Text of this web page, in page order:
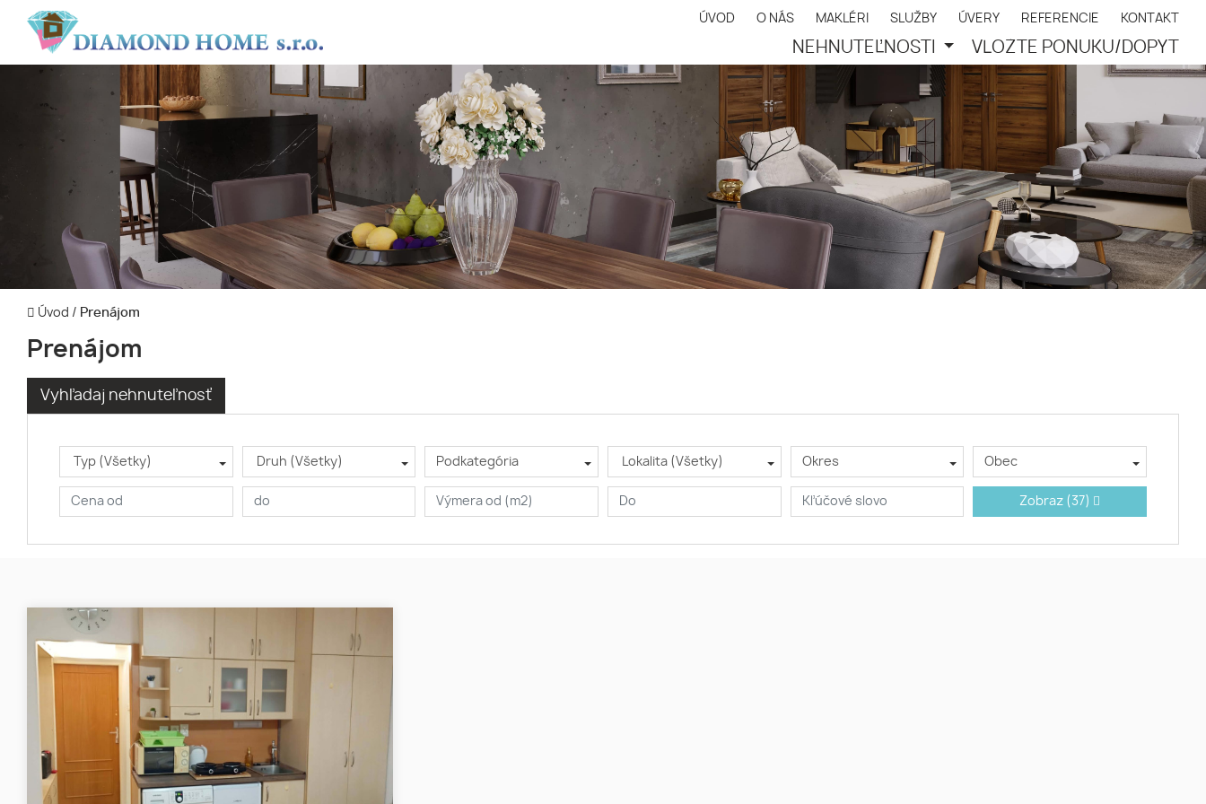
ÚVOD O NÁS MAKLÉRI SLUŽBY ÚVERY REFERENCIE KONTAKT
NEHNUTEĽNOSTI VLOŽTE PONUKU/DOPYT
Úvod / Prenájom
Prenájom
Vyhľadaj nehnuteľnosť
Typ (Všetky) Druh (Všetky) Podkategória Lokalita (Všetky) Okres Obec
Zobraz (37)